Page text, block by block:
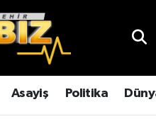
Asayiş Politika
Haritası